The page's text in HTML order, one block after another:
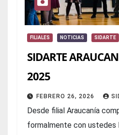
FILIALES NOTICIAS SIDARTE
SIDARTE
2025
FEBRERO 26, 2026
Desde filial Araucanía
formalmente con ustedes